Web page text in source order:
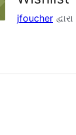
jfoucher દ્વારા